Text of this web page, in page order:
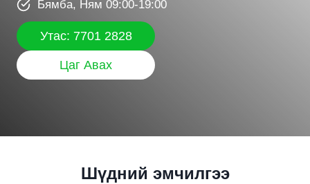
Бямба, Ням 09:00-19:00
Утас: 7701 2828
Цаг Авах
Шүдний эмчилгээ